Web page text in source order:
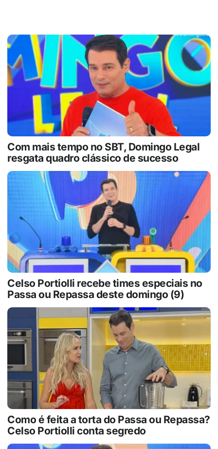
Com mais tempo no SBT, Domingo Legal
resgata quadro clássico de sucesso
Celso Portiolli recebe times especiais no
Passa ou Repassa deste domingo (9)
Como é feita a torta do Passa ou Repassa?
Celso Portiolli conta segredo